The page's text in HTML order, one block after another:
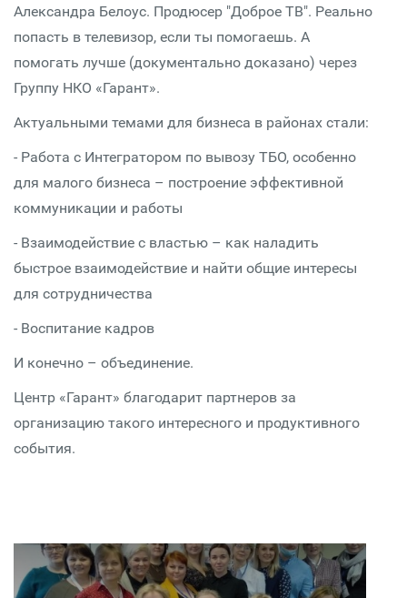
Александра Белоус. Продюсер "Доброе ТВ". Реально
попасть в телевизор, если ты помогаешь. А
помогать лучше (документально доказано) через
Группу НКО «Гарант».
Актуальными темами для бизнеса в районах стали:
- Работа c Интегратором по вывозу ТБО, особенно
для малого бизнеса – построение эффективной
коммуникации и работы
- Взаимодействие с властью – как наладить
быстрое взаимодействие и найти общие интересы
для сотрудничества
- Воспитание кадров
И конечно – объединение.
Центр «Гарант» благодарит партнеров за
организацию такого интересного и продуктивного
события.